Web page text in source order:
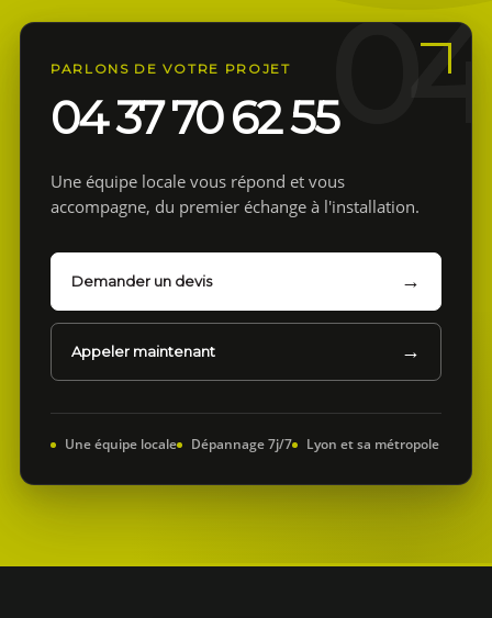
PARLONS DE VOTRE PROJET
04 37 70 62 55
Une équipe locale vous répond et vous
accompagne, du premier échange à l'installation.
Demander un devis
Appeler maintenant
Une équipe locale Dépannage 7j/7 Lyon et sa métropole